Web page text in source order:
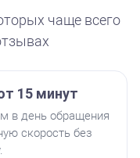
28ml
чаще всего
15 минут
в день обращения
скорость без